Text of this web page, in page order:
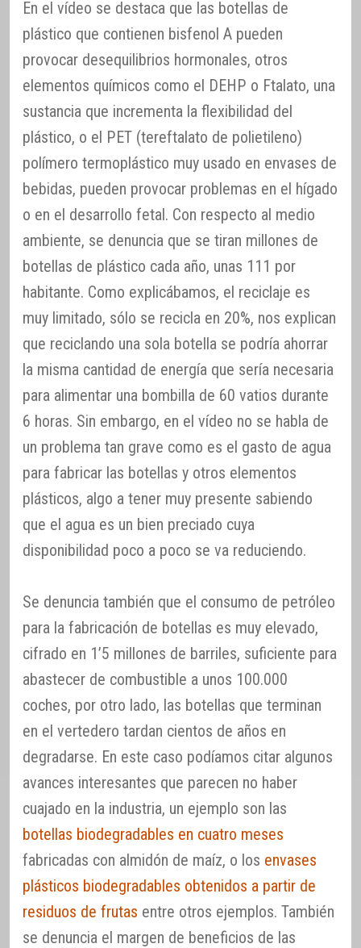
En el vídeo se destaca que las botellas de
plástico que contienen bisfenol A pueden
provocar desequilibrios hormonales, otros
elementos químicos como el DEHP o Ftalato, una
sustancia que incrementa la flexibilidad del
plástico, o el PET (tereftalato de polietileno)
polímero termoplástico muy usado en envases de
bebidas, pueden provocar problemas en el hígado
o en el desarrollo fetal. Con respecto al medio
ambiente, se denuncia que se tiran millones de
botellas de plástico cada año, unas 111 por
habitante. Como explicábamos, el reciclaje es
muy limitado, sólo se recicla en 20%, nos explican
que reciclando una sola botella se podría ahorrar
la misma cantidad de energía que sería necesaria
para alimentar una bombilla de 60 vatios durante
6 horas. Sin embargo, en el vídeo no se habla de
un problema tan grave como es el gasto de agua
para fabricar las botellas y otros elementos
plásticos, algo a tener muy presente sabiendo
que el agua es un bien preciado cuya
disponibilidad poco a poco se va reduciendo.
Se denuncia también que el consumo de petróleo
para la fabricación de botellas es muy elevado,
cifrado en 1’5 millones de barriles, suficiente para
abastecer de combustible a unos 100.000
coches, por otro lado, las botellas que terminan
en el vertedero tardan cientos de años en
degradarse. En este caso podíamos citar algunos
avances interesantes que parecen no haber
cuajado en la industria, un ejemplo son las
botellas biodegradables en cuatro meses
fabricadas con almidón de maíz, o los envases
plásticos biodegradables obtenidos a partir de
residuos de frutas entre otros ejemplos. También
se denuncia el margen de beneficios de las